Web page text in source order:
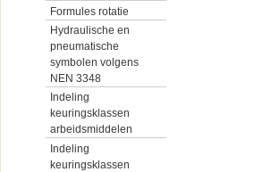
Formules rotatie
Hydraulische en
pneumatische
symbolen volgens
NEN 3348
Indeling
keuringsklassen
arbeidsmiddelen
Indeling
keuringsklassen